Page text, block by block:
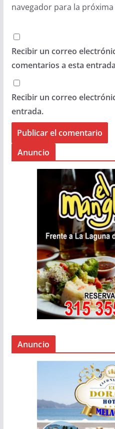
navegador para la
Recibir un correo
comentarios a esta
Recibir un correo
entrada.
Anuncio
Anuncio